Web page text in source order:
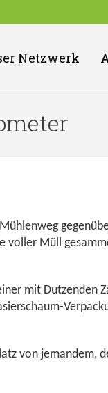
Netzwerk
voller Müll
mit Dutzenden
von jemandem,